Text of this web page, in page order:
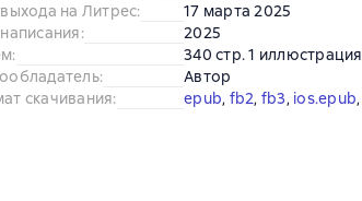
на Литрес:
17 марта 2025
:
2025
:
340 стр. 1 иллюстрация
:
Автор
скачивания: epub, fb2, fb3, ios.epub,